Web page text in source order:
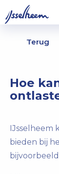
Terug
Hoe
IJsselheem
bieden bij